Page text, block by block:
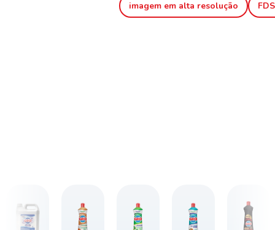
imagem em alta resolução